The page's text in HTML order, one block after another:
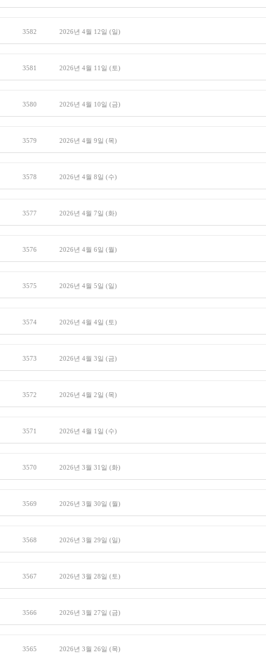
3582 2026년 4월 12일 (일)
3581 2026년 4월 11일 (토)
3580 2026년 4월 10일 (금)
3579 2026년 4월 9일 (목)
3578 2026년 4월 8일 (수)
3577 2026년 4월 7일 (화)
3576 2026년 4월 6일 (월)
3575 2026년 4월 5일 (일)
3574 2026년 4월 4일 (토)
3573 2026년 4월 3일 (금)
3572 2026년 4월 2일 (목)
3571 2026년 4월 1일 (수)
3570 2026년 3월 31일 (화)
3569 2026년 3월 30일 (월)
3568 2026년 3월 29일 (일)
3567 2026년 3월 28일 (토)
3566 2026년 3월 27일 (금)
3565 2026년 3월 26일 (목)